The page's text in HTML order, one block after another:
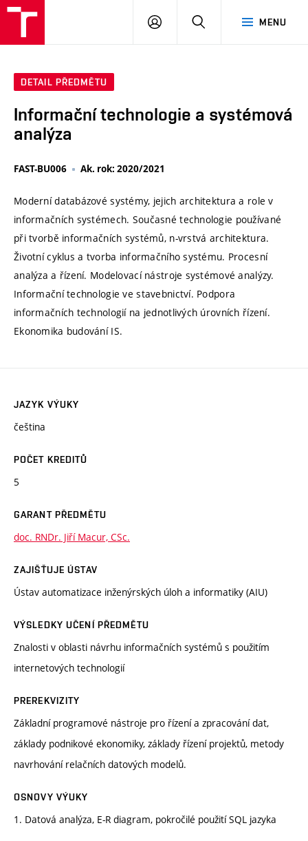
MENU
PŘIHLÁSIT
DETAIL PŘEDMĚTU
Informační technologie a systémová
analýza
FAST-BU006 Ak. rok: 2020/2021
Moderní databázové systémy, jejich architektura a role v
informačních systémech. Současné technologie používané
při tvorbě informačních systémů, n-vrstvá architektura.
Životní cyklus a tvorba informačního systému. Procesní
analýza a řízení. Modelovací nástroje systémové analýzy.
Informační technologie ve stavebnictví. Podpora
informačních technologií na jednotlivých úrovních řízení.
Ekonomika budování IS.
JAZYK VÝUKY
čeština
POČET KREDITŮ
5
GARANT PŘEDMĚTU
doc. RNDr. Jiří Macur, CSc.
ZAJIŠŤUJE ÚSTAV
Ústav automatizace inženýrských úloh a informatiky (AIU)
VÝSLEDKY UČENÍ PŘEDMĚTU
Znalosti v oblasti návrhu informačních systémů s použitím
internetových technologií
PREREKVIZITY
Základní programové nástroje pro řízení a zpracování dat,
základy podnikové ekonomiky, základy řízení projektů, metody
navrhování relačních datových modelů.
OSNOVY VÝUKY
1. Datová analýza, E-R diagram, pokročilé použití SQL jazyka